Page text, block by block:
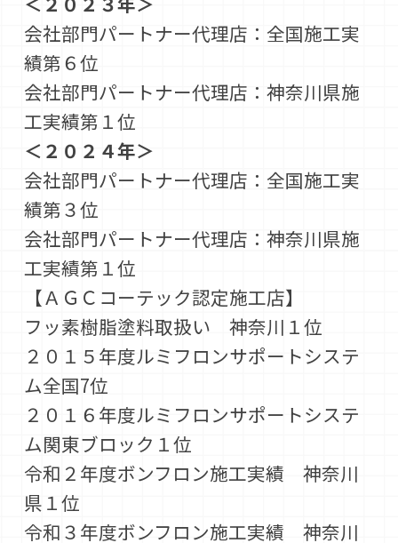
会社部門パートナー代理店：全国施工実
績第６位
会社部門パートナー代理店：神奈川県施
工実績第１位
＜２０２４年＞
会社部門パートナー代理店：全国施工実
績第３位
会社部門パートナー代理店：神奈川県施
工実績第１位
【ＡＧＣコーテック認定施工店】
フッ素樹脂塗料取扱い 神奈川１位
２０１５年度ルミフロンサポートシステ
ム全国7位
２０１６年度ルミフロンサポートシステ
ム関東ブロック１位
令和２年度ボンフロン施工実績 神奈川
県１位
令和３年度ボンフロン施工実績 神奈川